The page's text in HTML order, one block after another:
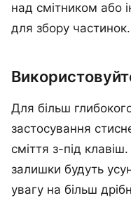
над смітником або
для збору частинок.
Для більш
застосування
сміття з-під
залишки будуть
увагу на більш